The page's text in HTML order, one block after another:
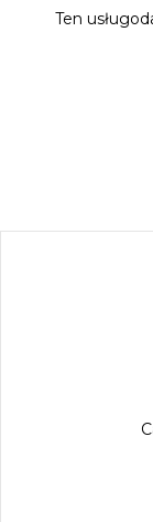
Ten